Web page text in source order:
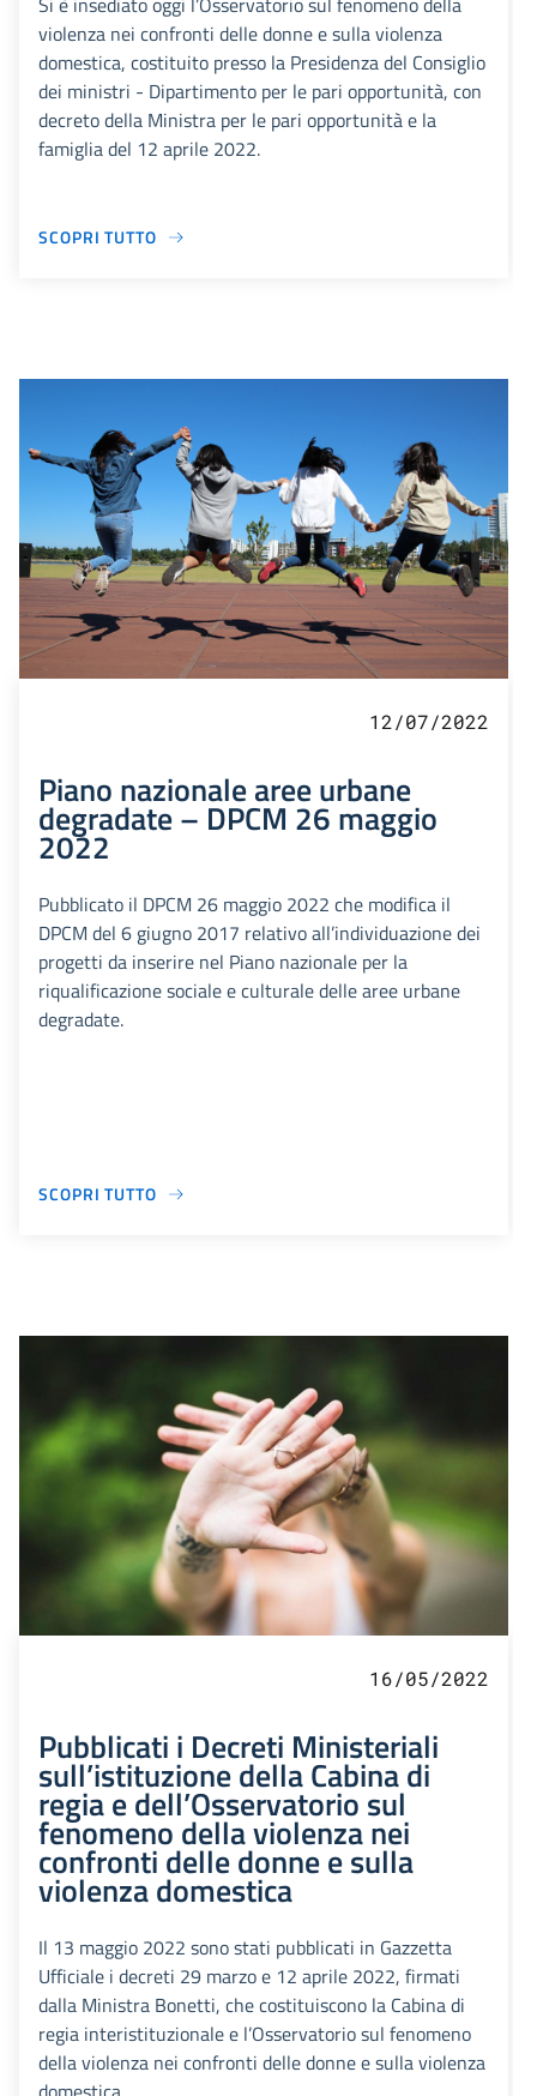
violenza nei confronti delle donne e sulla violenza
domestica, costituito presso la Presidenza del Consiglio
dei ministri - Dipartimento per le pari opportunità, con
decreto della Ministra per le pari opportunità e la
famiglia del 12 aprile 2022.
SCOPRI TUTTO
12/07/2022
Piano nazionale aree urbane
degradate – DPCM 26 maggio
2022
Pubblicato il DPCM 26 maggio 2022 che modifica il
DPCM del 6 giugno 2017 relativo all’individuazione dei
progetti da inserire nel Piano nazionale per la
riqualificazione sociale e culturale delle aree urbane
degradate.
SCOPRI TUTTO
16/05/2022
Pubblicati i Decreti Ministeriali
sull’istituzione della Cabina di
regia e dell’Osservatorio sul
fenomeno della violenza nei
confronti delle donne e sulla
violenza domestica
Il 13 maggio 2022 sono stati pubblicati in Gazzetta
Ufficiale i decreti 29 marzo e 12 aprile 2022, firmati
dalla Ministra Bonetti, che costituiscono la Cabina di
regia interistituzionale e l’Osservatorio sul fenomeno
della violenza nei confronti delle donne e sulla violenza